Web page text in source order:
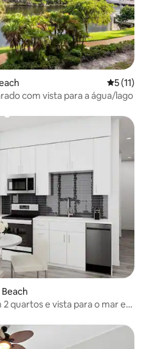
5 de uma
5 (11)
com vista para a água/lago
quartos e vista para o mar em